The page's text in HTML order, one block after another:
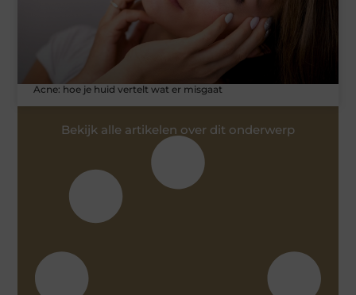
Acne: hoe je huid vertelt wat er misgaat
Bekijk alle artikelen over dit onderwerp